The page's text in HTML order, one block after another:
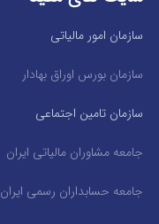
سازمان امور مالیاتی
سازمان بورس اوراق بهادار
سازمان تامین اجتماعی
جامعه مشاوران مالیاتی ایران
جامعه حسابداران رسمی ایران